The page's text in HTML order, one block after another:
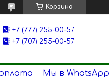
Корзина
+7 (777) 255-00-57
+7 (707) 255-00-57
Мы в WhatsApp